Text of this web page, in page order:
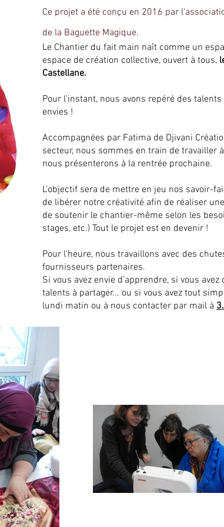
Ce projet a été conçu en 2016 par
de la Baguette Magique.
Le Chantier du fait main naît comme un
espace de création collective, ouvert à tous,
Castellane.
Pour l'instant, nous avons repéré des
envies !
Accompagnées par Fatima de Djivani
secteur, nous sommes en train de travailler
nous présenterons à la rentrée prochaine.
L'objectif sera de mettre en jeu nos savoir-
de libérer notre créativité afin de réaliser
de soutenir le chantier-même selon les
stages, etc.) Tout le projet est en devenir !
Pour l'heure, nous travaillons avec des
fournisseurs partenaires.
Si vous avez envie d’apprendre, si vous
talents à partager... ou si vous avez tout
lundi matin ou à nous contacter par mail à